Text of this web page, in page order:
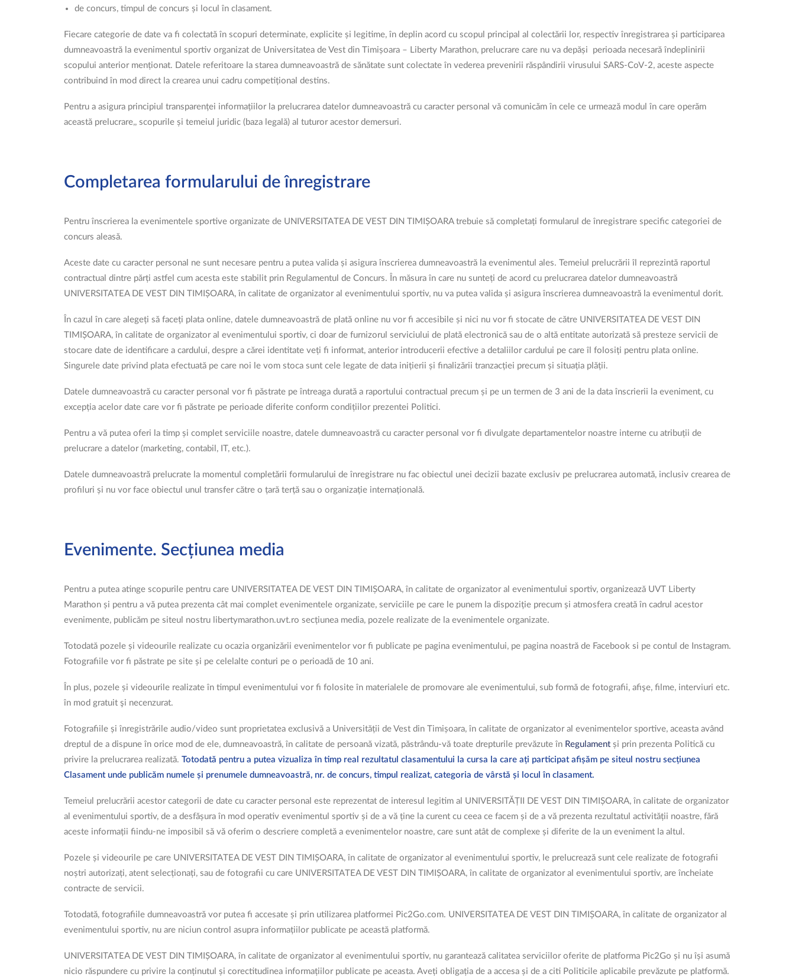
de concurs, timpul de concurs și locul în clasament.
Fiecare categorie de date va fi colectată în scopuri determinate, explicite și legitime, în deplin acord cu scopul principal al colectării lor, respectiv înregistrarea și participarea
dumneavoastră la evenimentul sportiv organizat de Universitatea de Vest din Timișoara – Liberty Marathon, prelucrare care nu va depăși perioada necesară îndeplinirii
scopului anterior menționat. Datele referitoare la starea dumneavoastră de sănătate sunt colectate în vederea prevenirii răspândirii virusului SARS-CoV-2, aceste aspecte
contribuind în mod direct la crearea unui cadru competițional destins.
Pentru a asigura principiul transparenței informațiilor la prelucrarea datelor dumneavoastră cu caracter personal vă comunicăm în cele ce urmează modul în care operăm
această prelucrare,, scopurile și temeiul juridic (baza legală) al tuturor acestor demersuri.
Completarea formularului de înregistrare
Pentru înscrierea la evenimentele sportive organizate de UNIVERSITATEA DE VEST DIN TIMIȘOARA trebuie să completați formularul de înregistrare specific categoriei de
concurs aleasă.
Aceste date cu caracter personal ne sunt necesare pentru a putea valida și asigura înscrierea dumneavoastră la evenimentul ales. Temeiul prelucrării îl reprezintă raportul
contractual dintre părți astfel cum acesta este stabilit prin Regulamentul de Concurs. În măsura în care nu sunteți de acord cu prelucrarea datelor dumneavoastră
UNIVERSITATEA DE VEST DIN TIMIȘOARA, în calitate de organizator al evenimentului sportiv, nu va putea valida și asigura înscrierea dumneavoastră la evenimentul dorit.
În cazul în care alegeți să faceți plata online, datele dumneavoastră de plată online nu vor fi accesibile și nici nu vor fi stocate de către UNIVERSITATEA DE VEST DIN
TIMIȘOARA, în calitate de organizator al evenimentului sportiv, ci doar de furnizorul serviciului de plată electronică sau de o altă entitate autorizată să presteze servicii de
stocare date de identificare a cardului, despre a cărei identitate veți fi informat, anterior introducerii efective a detaliilor cardului pe care îl folosiți pentru plata online.
Singurele date privind plata efectuată pe care noi le vom stoca sunt cele legate de data inițierii și finalizării tranzacției precum și situația plății.
Datele dumneavoastră cu caracter personal vor fi păstrate pe întreaga durată a raportului contractual precum și pe un termen de 3 ani de la data înscrierii la eveniment, cu
excepția acelor date care vor fi păstrate pe perioade diferite conform condițiilor prezentei Politici.
Pentru a vă putea oferi la timp și complet serviciile noastre, datele dumneavoastră cu caracter personal vor fi divulgate departamentelor noastre interne cu atribuții de
prelucrare a datelor (marketing, contabil, IT, etc.).
Datele dumneavoastră prelucrate la momentul completării formularului de înregistrare nu fac obiectul unei decizii bazate exclusiv pe prelucrarea automată, inclusiv crearea de
profiluri și nu vor face obiectul unul transfer către o țară terță sau o organizație internațională.
Evenimente. Secțiunea media
Pentru a putea atinge scopurile pentru care UNIVERSITATEA DE VEST DIN TIMIȘOARA, în calitate de organizator al evenimentului sportiv, organizează UVT Liberty
Marathon și pentru a vă putea prezenta cât mai complet evenimentele organizate, serviciile pe care le punem la dispoziție precum și atmosfera creată în cadrul acestor
evenimente, publicăm pe siteul nostru libertymarathon.uvt.ro secțiunea media, pozele realizate de la evenimentele organizate.
Totodată pozele și videourile realizate cu ocazia organizării evenimentelor vor fi publicate pe pagina evenimentului, pe pagina noastră de Facebook si pe contul de Instagram.
Fotografiile vor fi păstrate pe site și pe celelalte conturi pe o perioadă de 10 ani.
În plus, pozele și videourile realizate în timpul evenimentului vor fi folosite în materialele de promovare ale evenimentului, sub formă de fotografii, afişe, filme, interviuri etc.
în mod gratuit şi necenzurat.
Fotografiile și înregistrările audio/video sunt proprietatea exclusivă a Universității de Vest din Timișoara, în calitate de organizator al evenimentelor sportive, aceasta având
dreptul de a dispune în orice mod de ele, dumneavoastră, în calitate de persoană vizată, păstrându-vă toate drepturile prevăzute în Regulament și prin prezenta Politică cu
privire la prelucrarea realizată. Totodată pentru a putea vizualiza în timp real rezultatul clasamentului la cursa la care ați participat afișăm pe siteul nostru secțiunea
Clasament unde publicăm numele și prenumele dumneavoastră, nr. de concurs, timpul realizat, categoria de vârstă și locul în clasament.
Temeiul prelucrării acestor categorii de date cu caracter personal este reprezentat de interesul legitim al UNIVERSITĂȚII DE VEST DIN TIMIȘOARA, în calitate de organizator
al evenimentului sportiv, de a desfășura în mod operativ evenimentul sportiv și de a vă ține la curent cu ceea ce facem și de a vă prezenta rezultatul activității noastre, fără
aceste informații fiindu-ne imposibil să vă oferim o descriere completă a evenimentelor noastre, care sunt atât de complexe și diferite de la un eveniment la altul.
Pozele și videourile pe care UNIVERSITATEA DE VEST DIN TIMIȘOARA, în calitate de organizator al evenimentului sportiv, le prelucrează sunt cele realizate de fotografii
noștri autorizați, atent selecționați, sau de fotografii cu care UNIVERSITATEA DE VEST DIN TIMIȘOARA, în calitate de organizator al evenimentului sportiv, are încheiate
contracte de servicii.
Totodată, fotografiile dumneavoastră vor putea fi accesate și prin utilizarea platformei Pic2Go.com. UNIVERSITATEA DE VEST DIN TIMIȘOARA, în calitate de organizator al
evenimentului sportiv, nu are niciun control asupra informațiilor publicate pe această platformă.
UNIVERSITATEA DE VEST DIN TIMIȘOARA, în calitate de organizator al evenimentului sportiv, nu garantează calitatea serviciilor oferite de platforma Pic2Go și nu își asumă
nicio răspundere cu privire la conținutul și corectitudinea informațiilor publicate pe aceasta. Aveți obligația de a accesa și de a citi Politicile aplicabile prevăzute pe platformă.